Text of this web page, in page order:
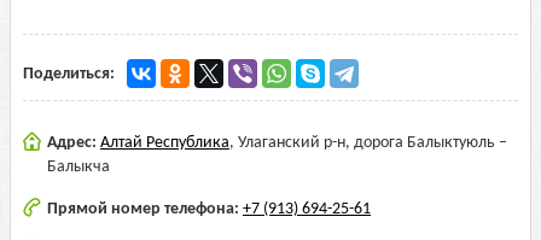
Поделиться:
Адрес: Алтай Республика, Улаганский р-н, дорога Балыктуюль –
Балыкча
Прямой номер телефона: +7 (913) 694-25-61